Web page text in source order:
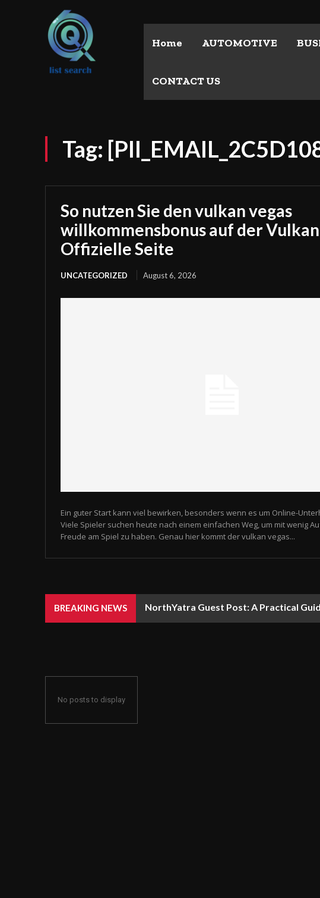
Home AUTOMOTIVE
CONTACT US
Tag:
So nutzen Sie den vulkan vegas
willkommensbonus auf der Vulkan
Offizielle Seite
UNCATEGORIZED August 6, 2026
Ein guter Start kann viel bewirken, besonders wenn es um Online-
Viele Spieler suchen heute nach einem einfachen Weg, um mit wenig
Freude am Spiel zu haben. Genau hier kommt der vulkan vegas...
BREAKING NEWS NorthYatra Guest Post: A Practical
No posts to display